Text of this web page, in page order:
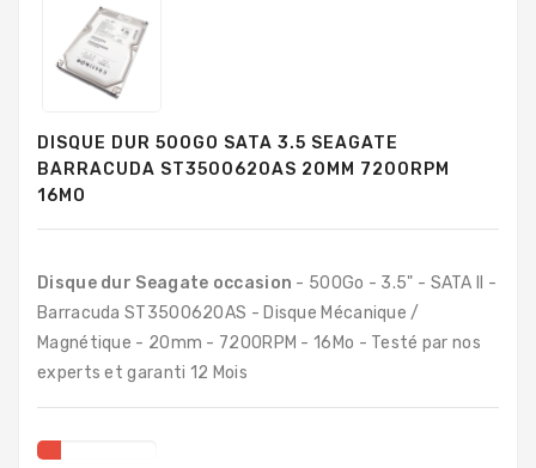
Mémoires
RAM
Durs
Composants
PC
Composants
PC
Portables
Destockage
DISQUE DUR 500GO SATA 3.5 SEAGATE
BARRACUDA ST3500620AS 20MM 7200RPM
16MO
Disque dur Seagate occasion - 500Go - 3.5" - SATA II -
Barracuda ST3500620AS - Disque Mécanique /
Magnétique - 20mm - 7200RPM - 16Mo - Testé par nos
experts et garanti 12 Mois